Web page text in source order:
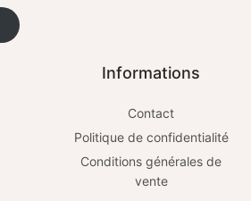
Informations
Contact
Politique de confidentialité
Conditions générales de
vente